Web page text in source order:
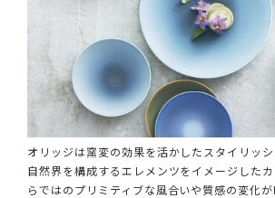
オリッジは窯変の効果を活かしたスタイリッシ
自然界を構成するエレメンツをイメージした
らではのプリミティブな風合いや質感の変化